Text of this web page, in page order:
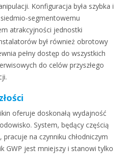
Konfiguracja była szybka i
segmentowemu
atrakcyjności jednostki
był również obrotowy
pełny dostęp do wszystkich
do celów przyszłego
oferuje doskonałą wydajność
System, będący częścią
na czynniku chłodniczym
GWP jest mniejszy i stanowi tylko